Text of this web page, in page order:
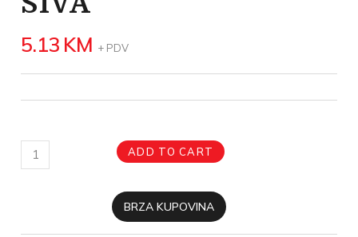
5.13 KM + PDV
ADD TO CART
BRZA KUPOVINA